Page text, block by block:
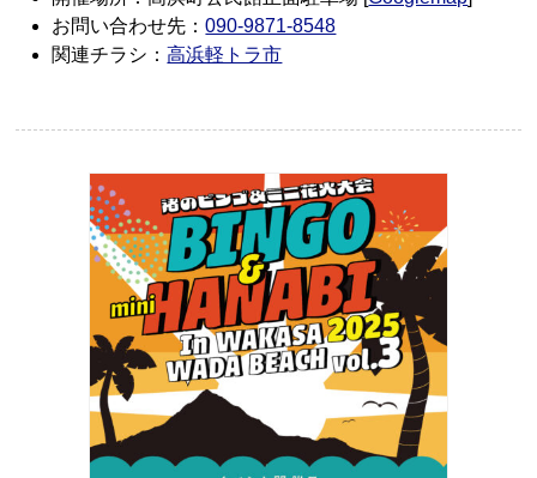
お問い合わせ先：090-9871-8548
関連チラシ：高浜軽トラ市